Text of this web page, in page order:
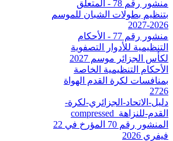
منشور رقم 78 - المتعلق
بتنظيم بطولات الشبان للموسم
2026-2027
منشور رقم 77 - الأحكام
التنظيمية للأدوار التصفوية
لكأس الجزائر موسم 2027
الأحكام التنظيمية الخاصة
بمنافسات لكرة القدم الهواة
2726
دليل-الاتحاد-الجزائري-لكرة-
القدم-للنزاهة_compressed
المنشور رقم 70 المؤرخ في 22
فيفري 2026